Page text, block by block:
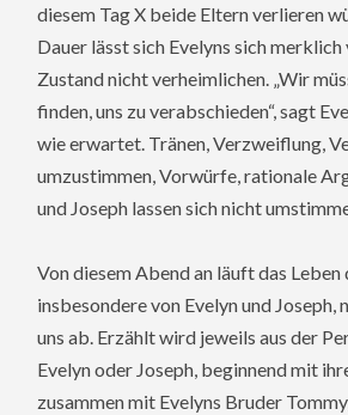
diesem Tag X beide Eltern verlieren
Dauer lässt sich Evelyns sich
Zustand nicht verheimlichen. „Wir
finden, uns zu verabschieden“, sagt
wie erwartet. Tränen, Verzweiflung,
umzustimmen, Vorwürfe, rationale
und Joseph lassen sich nicht
Von diesem Abend an läuft das Leben
insbesondere von Evelyn und Joseph,
uns ab. Erzählt wird jeweils aus der
Evelyn oder Joseph, beginnend mit
zusammen mit Evelyns Bruder